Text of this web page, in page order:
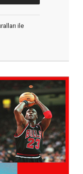
ile